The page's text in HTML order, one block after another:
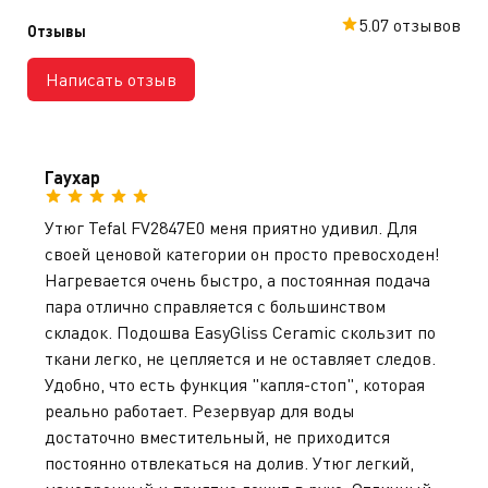
легко в нашем магазине.
Отзывы
Написать отзыв
5.07 отзывов
Гаухар
Утюг Tefal FV2847E0 меня приятно удивил. Для
своей ценовой категории он просто превосходен!
Нагревается очень быстро, а постоянная подача
пара отлично справляется с большинством
складок. Подошва EasyGliss Ceramic скользит по
ткани легко, не цепляется и не оставляет следов.
Удобно, что есть функция "капля-стоп", которая
реально работает. Резервуар для воды
достаточно вместительный, не приходится
постоянно отвлекаться на долив. Утюг легкий,